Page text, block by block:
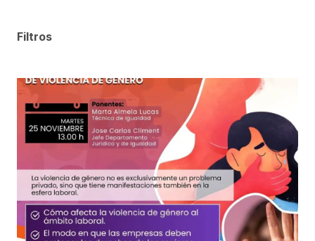
Filtros